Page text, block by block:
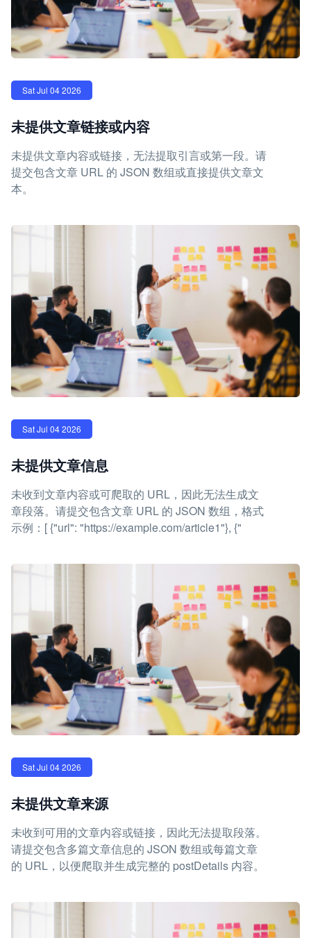
Sat Jul 04 2026
未提供文章链接或内容
未提供文章内容或链接，无法提取引言或第一段。请
提交包含文章 URL 的 JSON 数组或直接提供文章文
本。
Sat Jul 04 2026
未提供文章信息
未收到文章内容或可爬取的 URL，因此无法生成文
章段落。请提交包含文章 URL 的 JSON 数组，格式
示例：[ {"url": "https://example.com/article1"}, {"
Sat Jul 04 2026
未提供文章来源
未收到可用的文章内容或链接，因此无法提取段落。
请提交包含多篇文章信息的 JSON 数组或每篇文章
的 URL，以便爬取并生成完整的 postDetails 内容。